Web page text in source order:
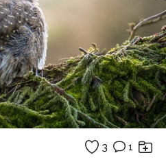
3 1